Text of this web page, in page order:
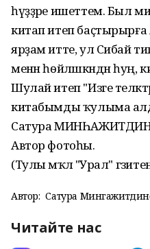
һүҙҙәре ишеттем. Был
китап итеп баҫтырырға
ярҙам итте, ул Сибай
менән һѳйләшкәндән
Шулай итеп "Изге
китабымды ҡулыма
Сатура
Автор фотоһы.
(Тулы мәҡәлә "Урал"
Автор: Сатура
Читайте нас